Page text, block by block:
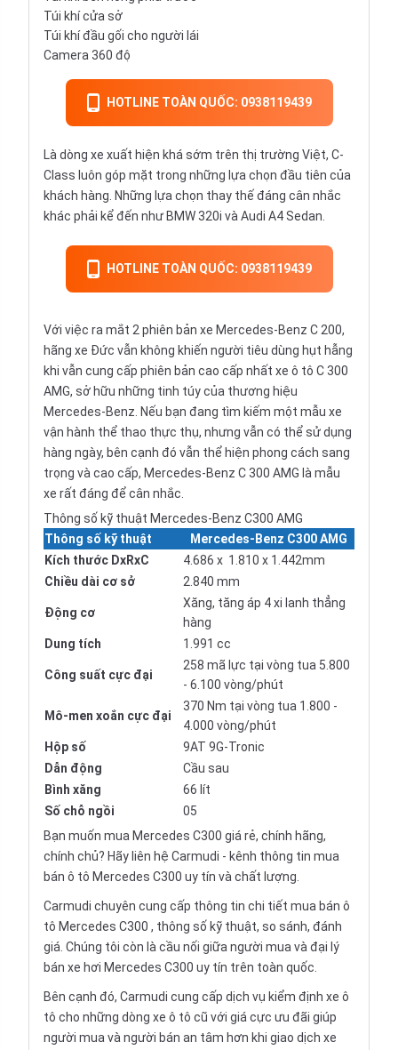
Túi khí cửa sở
Túi khí đầu gối cho người lái
Camera 360 độ
HOTLINE TOÀN QUỐC: 0938119439
Là dòng xe xuất hiện khá sớm trên thị trường Việt, C-
Class luôn góp mặt trong những lựa chọn đầu tiên của
khách hàng. Những lựa chọn thay thế đáng cân nhắc
khác phải kể đến như BMW 320i vàAudi A4 Sedan.
HOTLINE TOÀN QUỐC: 0938119439
Với việc ra mắt 2 phiên bản xe Mercedes-Benz C 200,
hãng xe Đức vẫn không khiến người tiêu dùng hụt hẫng
khi vẫn cung cấp phiên bản cao cấp nhất xe ô tô C 300
AMG, sở hữu những tinh túy của thương hiệu
Mercedes-Benz. Nếu bạn đang tìm kiếm một mẫu xe
vận hành thể thao thực thụ, nhưng vẫn có thể sử dụng
hàng ngày, bên cạnh đó vẫn thể hiện phong cách sang
trọng và cao cấp, Mercedes-Benz C 300 AMG là mẫu
xe rất đáng để cân nhắc.
Thông số kỹ thuật Mercedes-Benz C300 AMG
Thông số kỹ thuật
Mercedes-Benz C300 AMG
Kích thước DxRxC
4.686 x 1.810 x 1.442mm
Chiều dài cơ sở
2.840 mm
Động cơ
Xăng, tăng áp 4 xi lanh thẳng
hàng
Dung tích
1.991 cc
Công suất cực đại
258 mã lực tại vòng tua 5.800
- 6.100 vòng/phút
Mô-men xoắn cực đại
370 Nm tại vòng tua 1.800 -
4.000 vòng/phút
Hộp số
9AT 9G-Tronic
Dẫn động
Cầu sau
Bình xăng
66 lít
Số chỗ ngồi
05
Bạn muốn mua Mercedes C300 giá rẻ, chính hãng,
chính chủ? Hãy liên hệ Carmudi - kênh thông tin mua
bán ô tô Mercedes C300 uy tín và chất lượng.
Carmudi chuyên cung cấp thông tin chi tiết mua bán ô
tô Mercedes C300 , thông số kỹ thuật, so sánh, đánh
giá. Chúng tôi còn là cầu nối giữa người mua và đại lý
bán xe hơi Mercedes C300 uy tín trên toàn quốc.
Bên cạnh đó, Carmudi cung cấp dịch vụ kiểm định xe ô
tô cho những dòng xe ô tô cũ với giá cực ưu đãi giúp
người mua và người bán an tâm hơn khi giao dịch xe